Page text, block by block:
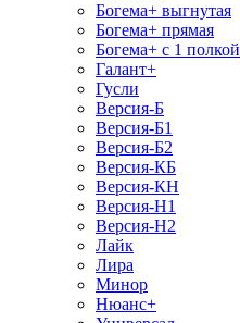
Богема+ выгнутая
Богема+ прямая
Богема+ с 1 полкой
Галант+
Гусли
Версия-Б
Версия-Б1
Версия-Б2
Версия-КБ
Версия-КН
Версия-Н1
Версия-Н2
Лайк
Лира
Минор
Нюанс+